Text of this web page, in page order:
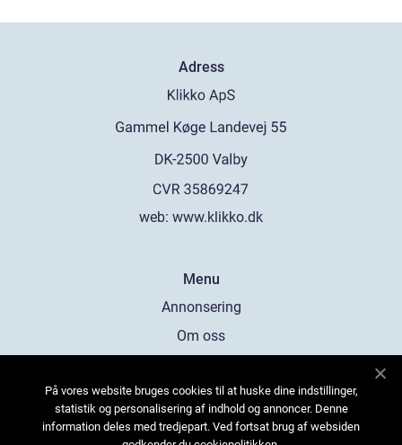
Adress
web: www.klikko.dk
Menu
Annonsering
Om oss
Kontakta oss
Sitemap
På vores website bruges cookies til at huske dine indstillinger,
statistik og personalisering af indhold og annoncer. Denne
information deles med tredjepart. Ved fortsat brug af websiden